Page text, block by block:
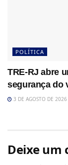
POLÍTICA
TRE-RJ abre
segurança do
3 DE AGOSTO DE 2026
Deixe um